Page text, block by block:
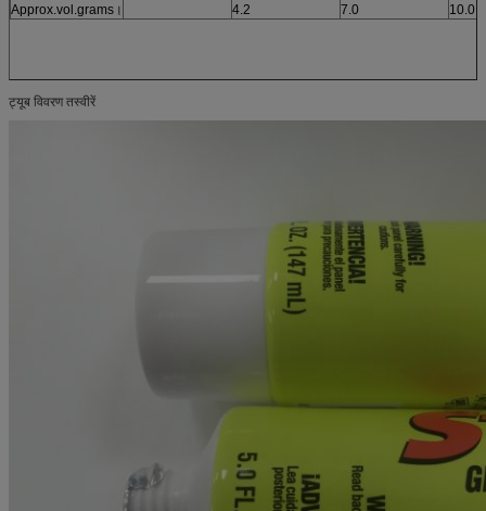
Approx.vol.grams।
4.2 7.0 10.0
ट्यूब विवरण तस्वीरें